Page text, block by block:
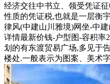
经济交往中书立、领受凭证
性质的凭证税,也就是一层衡
律风(中建山川雅境)网坐-中
详情最新价钱-户型图-容积率
划的有东渡贸易广场,多见于
楼处.一般表示为图案、美术